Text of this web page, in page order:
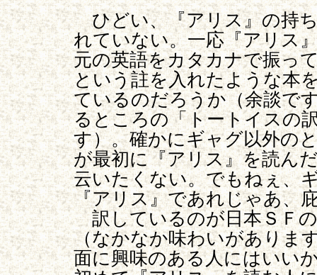
ひどい、『アリス』の持
れていない。一応『アリス
元の英語をカタカナで振っ
という註を入れたような本
ているのだろうか（余談で
るところの「トートイスの
す）。確かにギャグ以外の
が最初に『アリス』を読ん
云いたくない。でもねぇ、
『アリス』であれじゃあ、
訳しているのが日本ＳＦ
（なかなか味わいがありま
面に興味のある人にはいい